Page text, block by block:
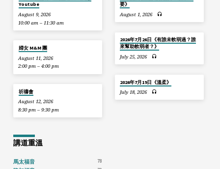
Youtube
August 9, 2026
10:00 am – 11:30 am
婦女 M&M 團
August 11, 2026
2:00 pm – 4:00 pm
祈禱會
August 12, 2026
8:30 pm – 9:30 pm
要》
August 1, 2026
2026年7月26日《有誰未軟弱過？誰
來幫助軟弱者？》
July 25, 2026
2026年7月19日《溫柔》
July 18, 2026
講道重溫
馬太福音 78